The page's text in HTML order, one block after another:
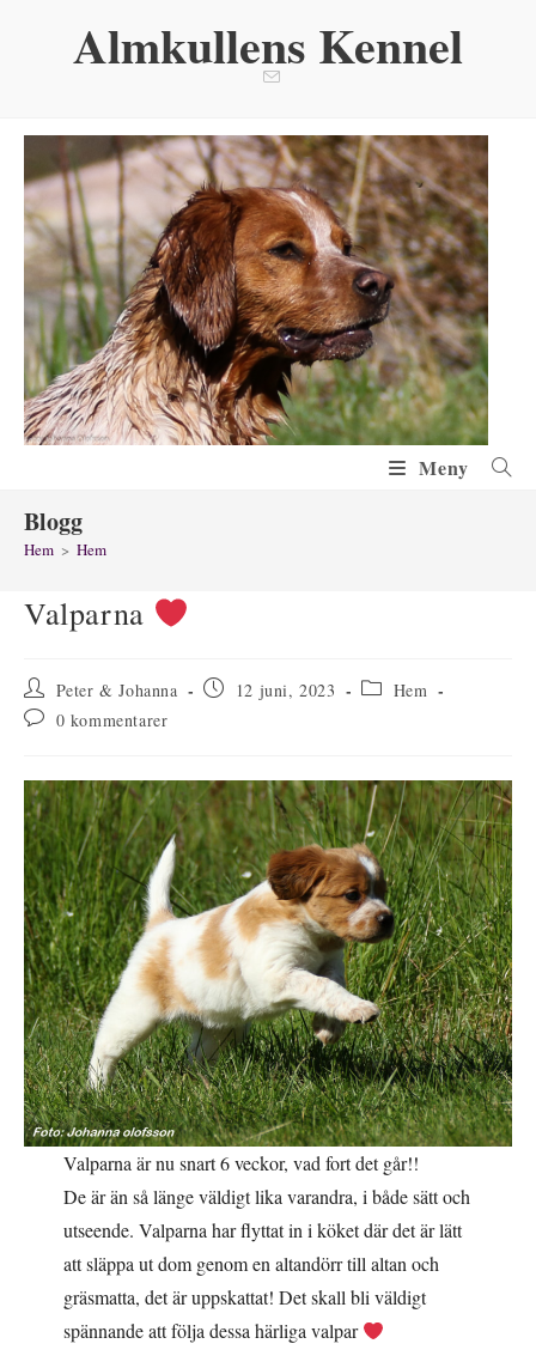
Almkullens Kennel
Meny
Blogg
Hem > Hem
Valparna
Inläggsförfattare:
Peter & Johanna
Inlägget12 juni, 2023 Inläggskategori:
Hem
Kommentarer
0 kommentarer
Valparna är nu snart 6 veckor, vad fort det går!!
De är än så länge väldigt lika varandra, i både sätt och
utseende. Valparna har flyttat in i köket där det är lätt
att släppa ut dom genom en altandörr till altan och
gräsmatta, det är uppskattat! Det skall bli väldigt
spännande att följa dessa härliga valpar